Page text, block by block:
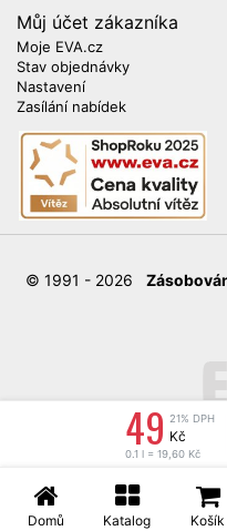
Domů Katalog Košík
49 21% DPH
Kč
0.1 l = 19,60 Kč
Můj účet zákazníka
Moje EVA.cz
Stav objednávky
Nastavení
Zasílání nabídek
© 1991 - 2026